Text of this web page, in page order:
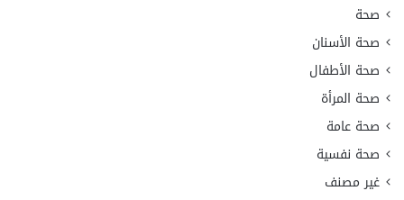
صحة
صحة الأسنان
صحة الأطفال
صحة المرأة
صحة عامة
صحة نفسية
غير مصنف